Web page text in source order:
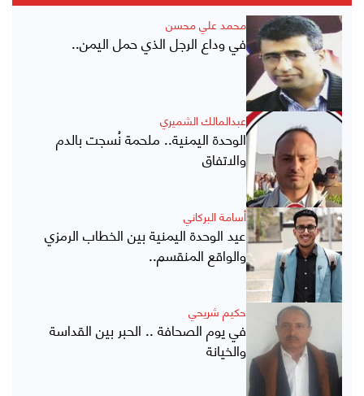
محمد علي محسن
في وداع الرجل الذي حمل اليمن..
عبدالمالك الشميري
الوحدة اليمنية.. ملحمة نُسجت بالدم
والاتفاق
أسامة البركاني
عيد الوحدة اليمنية بين الخطاب الرمزي
والواقع المنقسم..
حكيم شريحي
في يوم الصحافة .. الحبر بين القداسة
والخيانة